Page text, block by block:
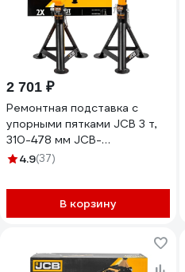
2 701 ₽
Ремонтная подставка с
упорными пятками JCB 3 т,
310-478 мм JCB-
TH53013(56957)
4.9(37)
В корзину